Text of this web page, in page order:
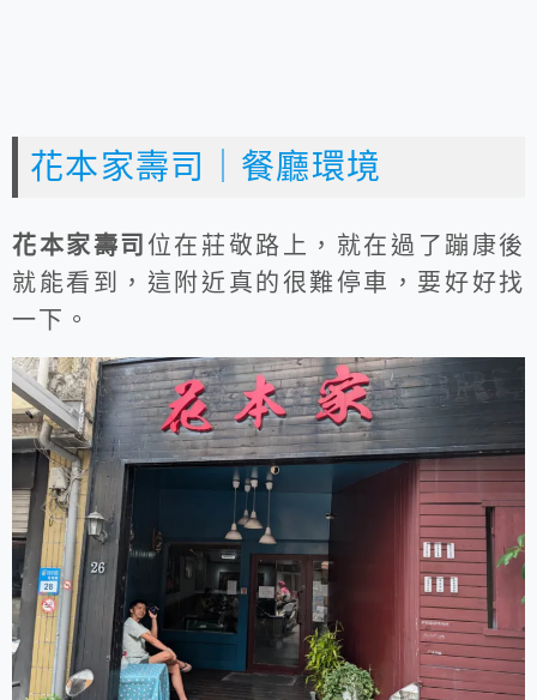
花本家壽司｜餐廳環境
花本家壽司 位在莊敬路上，就在過了蹦康後
就能看到，這附近真的很難停車，要好好找
一下。